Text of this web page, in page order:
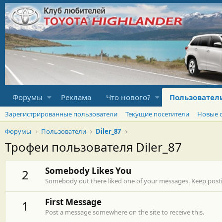
Форумы Реклама Что нового?
Зарегистрированные пользователи Текущие посетители Новые
Форумы
Пользователи Diler_87
Трофеи пользователя Diler_87
2
Somebody Likes You
Somebody out there liked one of your messages. Keep
1 First Message
Post a message somewhere on the site to receive this.